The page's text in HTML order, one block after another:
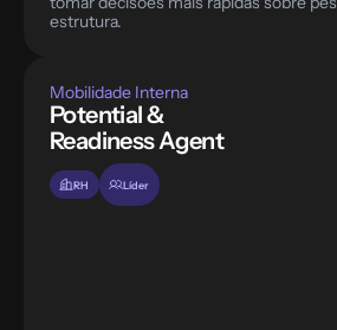
estrutura.
Mobilidade Interna
Potential &
Readiness Agent
RH Líder